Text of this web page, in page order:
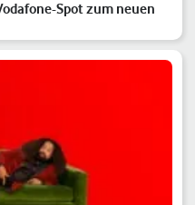
Spot zum neuen